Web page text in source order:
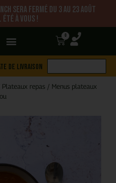
sera fermé du 3 au 23 août
été à vous !
0
de livraison
Plateaux repas / Menus plateaux